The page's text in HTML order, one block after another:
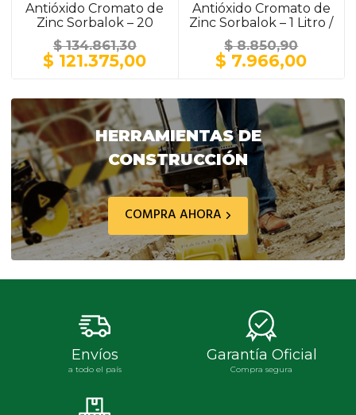
Antióxido Cromato de
Zinc Sorbalok – 20
Litros / GRIS
$134.861,30
El
precio
era:
$ 134.861,30.
$ 121.375,00El
es:
$ 121.375,00.
Antióxido Cromato de
Zinc Sorbalok – 1 Litro /
GRIS
$8.850,90
El
precio
era:
$ 8.850,90.
$ 7.966,00El
es:
$
HERRAMIENTAS DE
CONSTRUCCIÓN
COMPRA AHORA
Envíos
a todo el país
Garantía Oficial
Compra segura